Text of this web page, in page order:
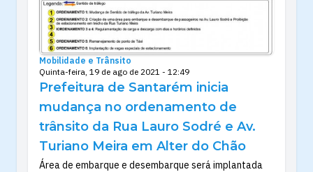
Mobilidade e Trânsito
Quinta-feira, 19 de ago de 2021 - 12:49
Prefeitura de Santarém inicia
mudança no ordenamento de
trânsito da Rua Lauro Sodré e Av.
Turiano Meira em Alter do Chão
Área de embarque e desembarque será implantada